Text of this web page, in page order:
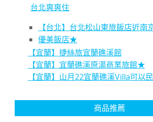
台北爽爽住
【台北】台北松山東旅飯店近
優美飯店★
【宜蘭】捷絲旅宜蘭礁溪館
【宜蘭】宜蘭礁溪原湯商業旅館★
【宜蘭】山月22宜蘭礁溪Villa可以
商品推薦